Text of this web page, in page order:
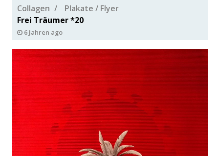
Collagen
Plakate / Flyer
Frei Träumer *20
6 Jahren ago